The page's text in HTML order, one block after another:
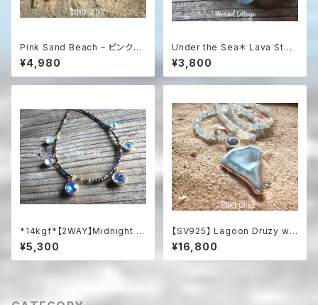
Pink Sand Beach ｰ ピンクオ
パール×ペルビアンブルーオパー
ル のブレスレット
¥4,980
Under the Sea＊ Lava Ston
e Aroma Essential Oil Diffu
ser Bracelet☆浅瀬の海のア
ロマブレスレット
¥3,800
*14kgf*【2WAY】Midnight O
cean Mosaic：ブラックスピネ
ルと6色スワロフスキーのネック
レス
¥5,300
【SV925】 Lagoon Druzy wit
h Blue Topaz & Aquamarin
e 海の女神のドゥルージース
テートメントネックレス
¥16,800